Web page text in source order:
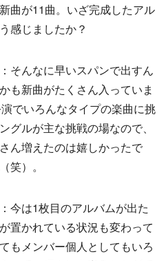
曲が11曲。いざ完成したアル
感じましたか？
そんなに早いスパンで出すん
も新曲がたくさん入っていま
でいろんなタイプの楽曲に挑
グルが主な挑戦の場なので、
ん増えたのは嬉しかったで
笑）。
今は1枚目のアルバムが出た
置かれている状況も変わって
もメンバー個人としてもいろ